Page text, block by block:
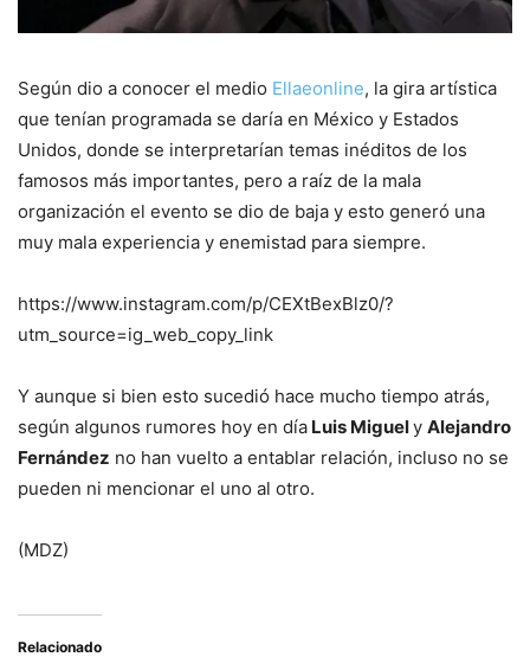
Según dio a conocer el medio Ellaeonline, la gira artística
que tenían programada se daría en México y Estados
Unidos, donde se interpretarían temas inéditos de los
famosos más importantes, pero a raíz de la mala
organización el evento se dio de baja y esto generó una
muy mala experiencia y enemistad para siempre.
https://www.instagram.com/p/CEXtBexBlz0/?
utm_source=ig_web_copy_link
Y aunque si bien esto sucedió hace mucho tiempo atrás,
según algunos rumores hoy en día Luis Miguely Alejandro
Fernández no han vuelto a entablar relación, incluso no se
pueden ni mencionar el uno al otro.
(MDZ)
Relacionado